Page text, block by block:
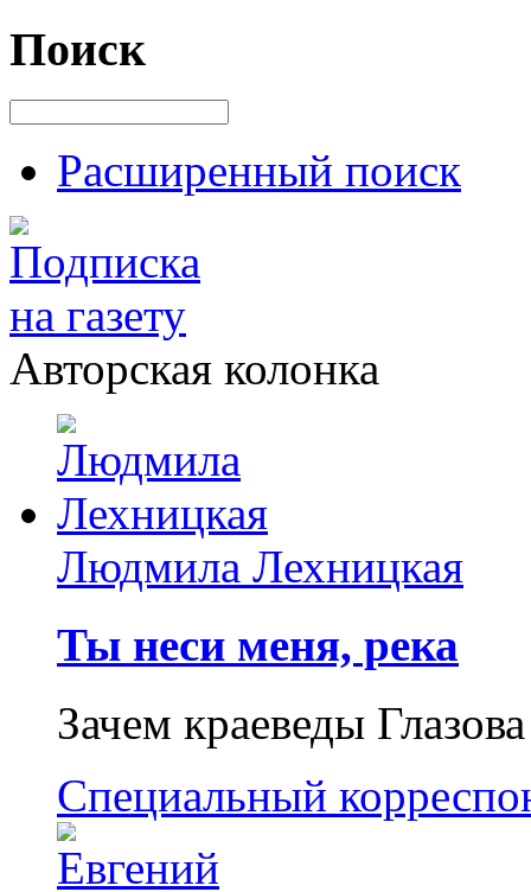
Поиск
Расширенный поиск
Авторская колонка
Людмила Лехницкая
Ты неси меня, река
Зачем краеведы
Специальный